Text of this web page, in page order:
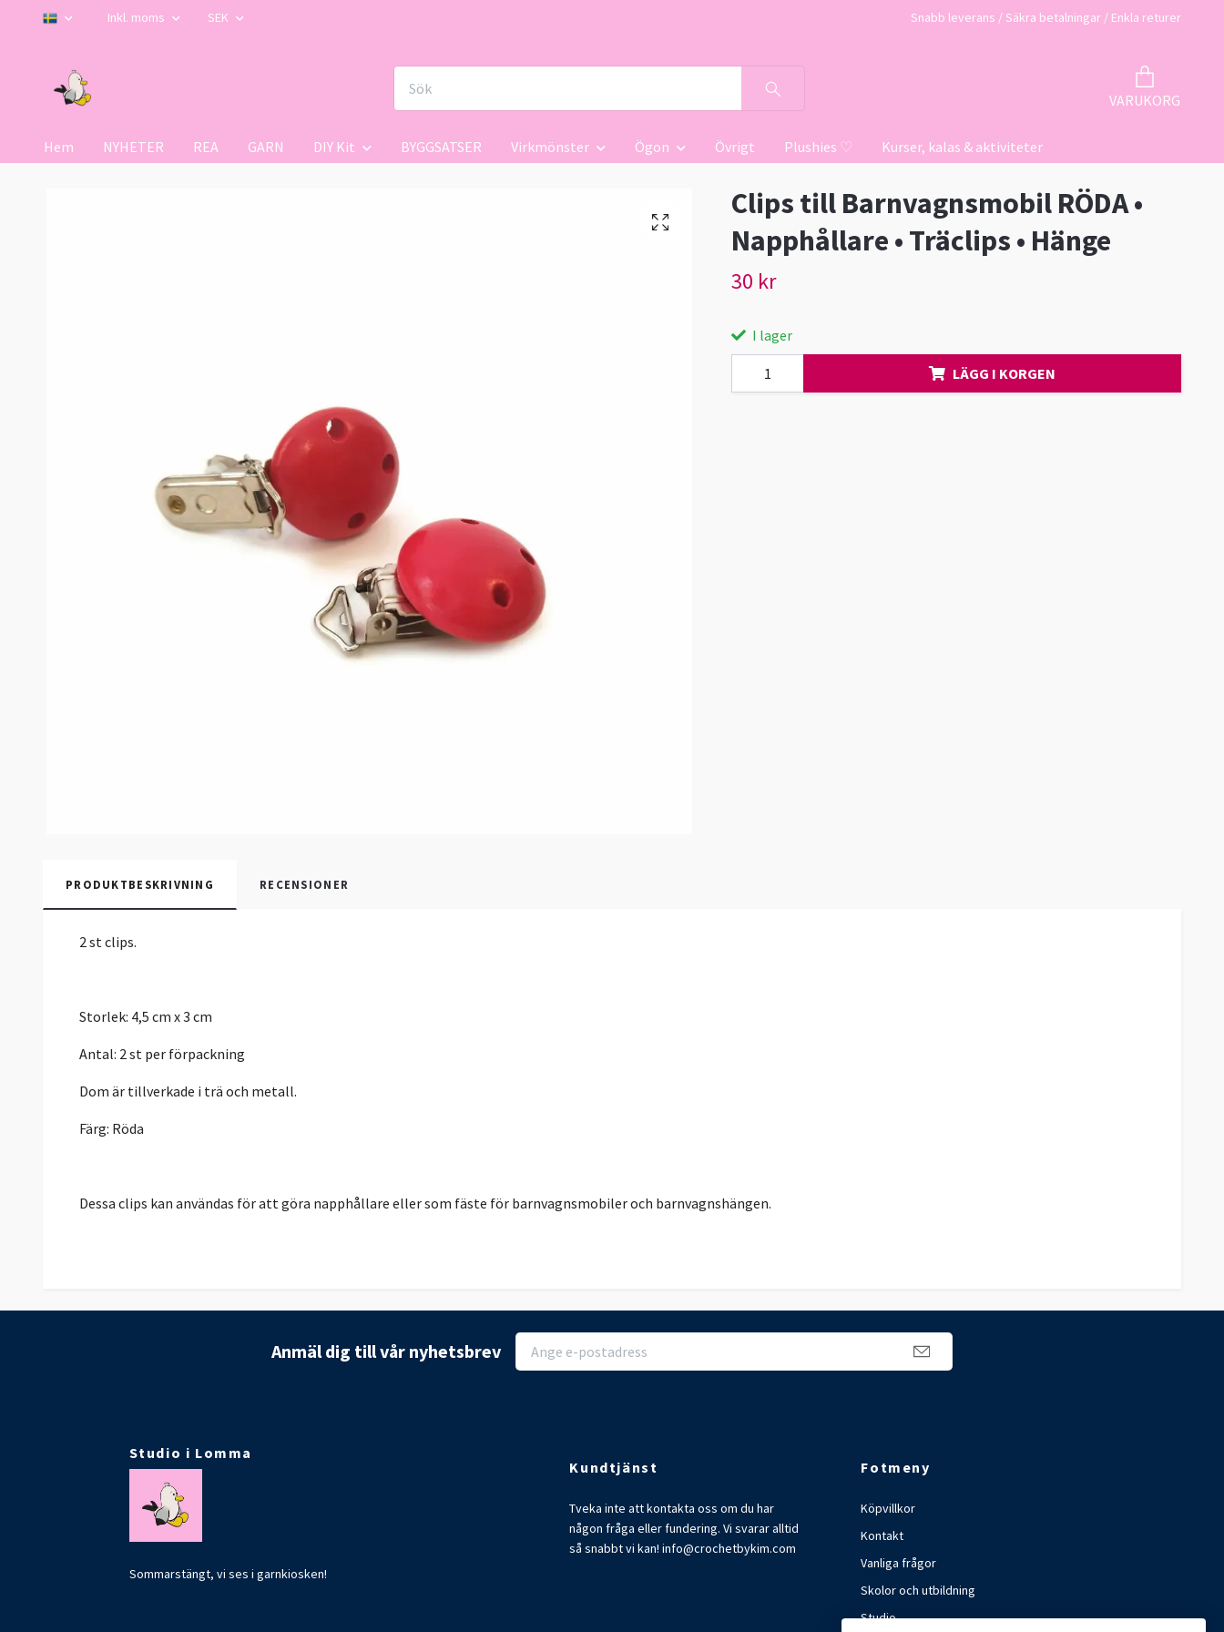
Inkl. moms SEK Snabb leverans / Säkra betalningar / Enkla returer
VARUKORG
Hem NYHETER REA GARN DIY Kit BYGGSATSER Virkmönster Ögon Övrigt Plushies ♡ Kurser, kalas & aktiviteter
Clips till Barnvagnsmobil RÖDA •
Napphållare • Träclips • Hänge
30 kr
I lager
LÄGG I KORGEN
PRODUKTBESKRIVNING RECENSIONER
2 st clips.
Storlek: 4,5 cm x 3 cm
Antal: 2 st per förpackning
Dom är tillverkade i trä och metall.
Färg: Röda
Dessa clips kan användas för att göra napphållare eller som fäste för barnvagnsmobiler och barnvagnshängen.
Anmäl dig till vår nyhetsbrev
Studio i Lomma
Sommarstängt, vi ses i garnkiosken!
Kundtjänst
Tveka inte att kontakta oss om du har
någon fråga eller fundering. Vi svarar alltid
så snabbt vi kan!info@crochetbykim.com
Fotmeny
Köpvillkor
Kontakt
Vanliga frågor
Skolor och utbildning
Studio